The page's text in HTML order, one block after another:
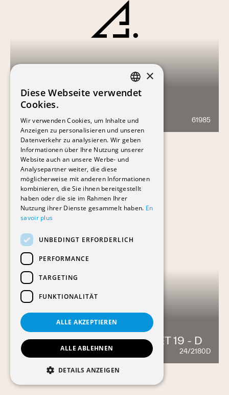
TERRASSES DES JORDILS
1505 61985
AVENUE LOUIS-RUCHONNET 19 - D
24/2180D
FRENCH
×
Diese Webseite verwendet
Cookies.
Wir verwenden Cookies, um Inhalte und
Anzeigen zu personalisieren und unseren
Datenverkehr zu analysieren. Wir geben
Informationen über Ihre Nutzung unserer
Website auch an unsere Werbe- und
Analysepartner weiter, die diese
möglicherweise mit anderen Informationen
kombinieren, die Sie ihnen bereitgestellt
haben oder die sie im Rahmen Ihrer
Nutzung ihrer Dienste gesammelt haben. En
savoir plus
UNBEDINGT ERFORDERLICH
PERFORMANCE
TARGETING
FUNKTIONALITÄT
ALLE AKZEPTIEREN
ALLE ABLEHNEN
DETAILS ANZEIGEN